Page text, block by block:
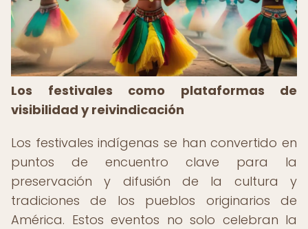
Los festivales como plataformas de
visibilidad y reivindicación
Los festivales indígenas se han convertido en
puntos de encuentro clave para la
preservación y difusión de la cultura y
tradiciones de los pueblos originarios de
América. Estos eventos no solo celebran la